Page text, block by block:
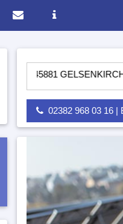
GELSENKIRCHEN -
02382 968 03 16 |